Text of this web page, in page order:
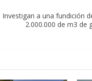
Investigan a una fundición
2.000.000 de m3 de